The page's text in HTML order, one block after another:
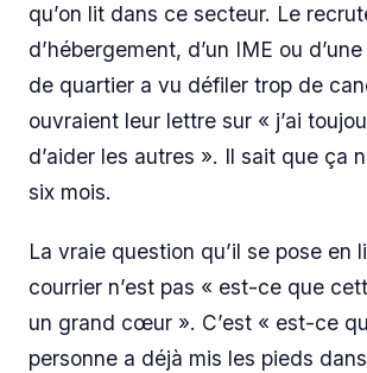
qu’on lit dans ce secteur. Le
d’hébergement, d’un IME ou
de quartier a vu défiler trop de
ouvraient leur lettre sur « j’ai
d’aider les autres ». Il sait que ça
six mois.
La vraie question qu’il se pose en
courrier n’est pas « est-ce que
un grand cœur ». C’est « est-ce
personne a déjà mis les pieds